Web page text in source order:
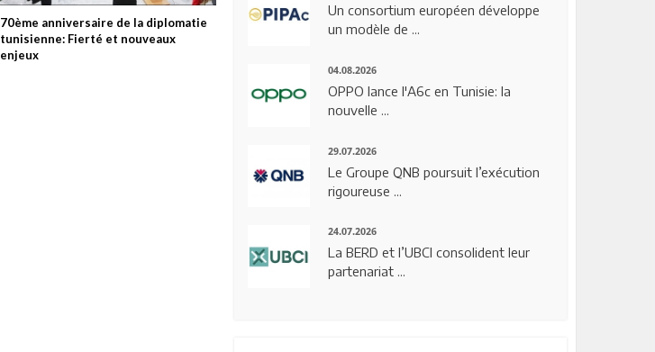
70ème anniversaire de la diplomatie
tunisienne: Fierté et nouveaux
enjeux
Un consortium européen développe
un modèle de ...
04.08.2026
OPPO lance l'A6c en Tunisie: la
nouvelle ...
29.07.2026
Le Groupe QNB poursuit l’exécution
rigoureuse ...
24.07.2026
La BERD et l’UBCI consolident leur
partenariat ...